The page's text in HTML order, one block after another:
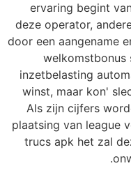
ervaring begint
deze operator,
door een aangename
welkomstbonus
inzetbelasting
winst, maar kon'
Als zijn cijfers
plaatsing van league
trucs apk het zal